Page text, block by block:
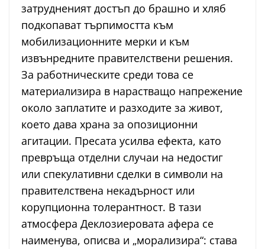
затрудненият достъп до брашно и хляб
подкопават търпимостта към
мобилизационните мерки и към
извънредните правителствени решения.
За работническите среди това се
материализира в нарастващо напрежение
около заплатите и разходите за живот,
което дава храна за опозиционни
агитации. Пресата усилва ефекта, като
превръща отделни случаи на недостиг
или спекулативни сделки в символи на
правителствена некадърност или
корупционна толерантност. В тази
атмосфера Деклозиеровата афера се
наименува, описва и „морализира“: става